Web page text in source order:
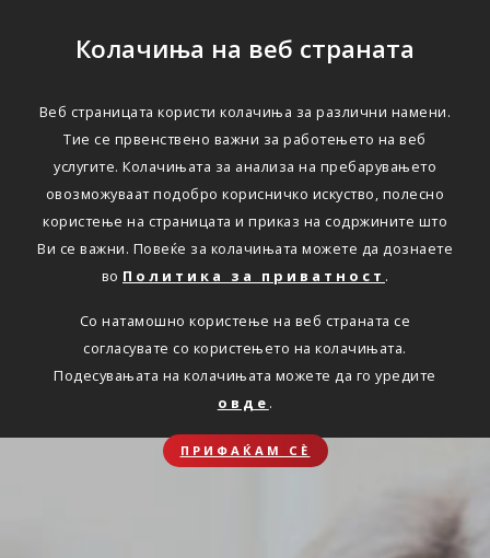
Колачиња на веб страната
Веб страницата користи колачиња за различни намени.
Тие се првенствено важни за работењето на веб
услугите. Колачињата за анализа на пребарувањето
овозможуваат подобро корисничко искуство, полесно
користење на страницата и приказ на содржините што
Ви се важни. Повеќе за колачињата можете да дознаете
во Политика за приватност .
Со натамошно користење на веб страната се
согласувате со користењето на колачињата.
Подесувањата на колачињата можете да го уредите
овде .
ПРИФАЌАМ СЀ